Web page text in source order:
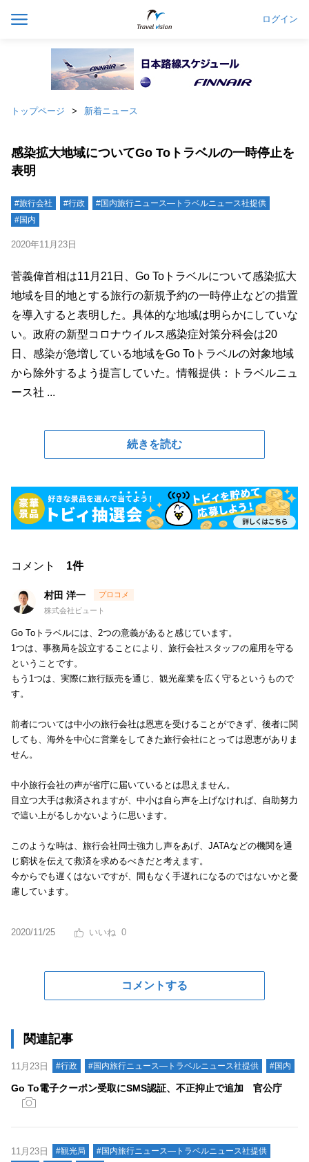
ログイン
トップページ 新着ニュース
感染拡大地域についてGo Toトラベルの一時停止を
表明
#旅行会社 #行政
#国内旅行ニュース―トラベルニュース社提供
#国内
2020年11月23日
菅義偉首相は11月21日、Go Toトラベルについて感染拡大
地域を目的地とする旅行の新規予約の一時停止などの措置
を導入すると表明した。具体的な地域は明らかにしていな
い。政府の新型コロナウイルス感染症対策分科会は20
日、感染が急増している地域をGo Toトラベルの対象地域
から除外するよう提言していた。情報提供：トラベルニュ
ース社 ...
続きを読む
コメント 1件
村田 洋一
株式会社ビュート
Go Toトラベルには、2つの意義があると感じています。
1つは、事務局を設立することにより、旅行会社スタッフの雇用を守る
ということです。
もう1つは、実際に旅行販売を通じ、観光産業を広く守るというもので
す。
前者については中小の旅行会社は恩恵を受けることができず、後者に関
しても、海外を中心に営業をしてきた旅行会社にとっては恩恵がありま
せん。
中小旅行会社の声が省庁に届いているとは思えません。
目立つ大手は救済されますが、中小は自ら声を上げなければ、自助努力
で這い上がるしかないように思います。
このような時は、旅行会社同士強力し声をあげ、JATAなどの機関を通
じ窮状を伝えて救済を求めるべきだと考えます。
今からでも遅くはないですが、間もなく手遅れになるのではないかと憂
慮しています。
2020/11/25 0
コメントする
関連記事
11月23日 #行政 #国内旅行ニュース―トラベルニュース社提供 #国内
Go To電子クーポン受取にSMS認証、不正抑止で追加 官公庁
11月23日 #観光局
#国内旅行ニュース―トラベルニュース社提供